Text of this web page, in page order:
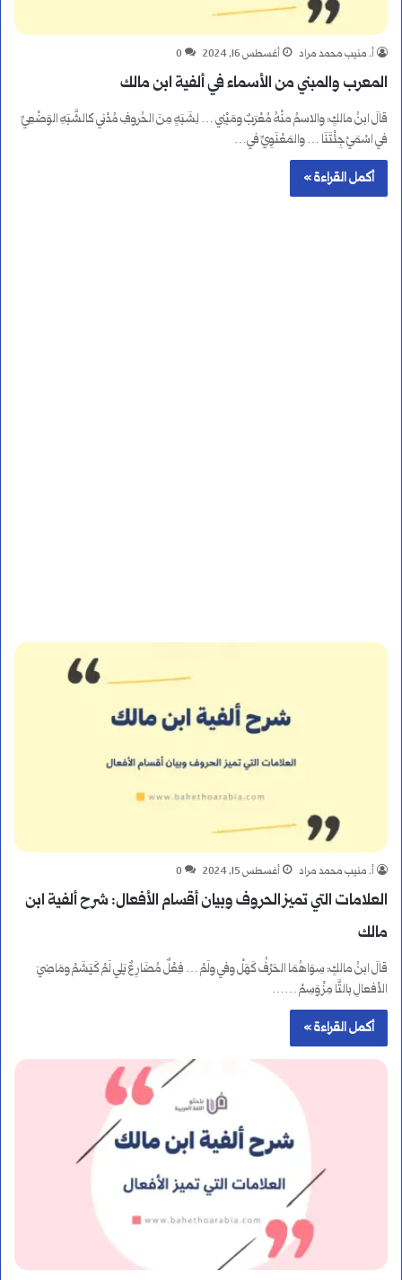
أ. منيب محمد مراد أغسطس 16, 2024 0
المعرب والمبني من الأسماء في ألفية ابن مالك
قالَ ابنُ مالكٍ: والاسمُ منْهُ مُعْرَبٌ ومَبْنِي … لِشَبَهٍ مِنَ الحُروفِ مُدْنِي كالشَّبَهِ الوَضْعِيِّ
في اسْمَيْ جِئْتَنَا … والمَعْنَوِيِّ في…
أكمل القراءة »
أ. منيب محمد مراد أغسطس 15, 2024 0
العلامات التي تميز الحروف وبيان أقسام الأفعال: شرح ألفية ابن
مالك
قالَ ابنُ مالكٍ: سِوَاهُمَا الحَرْفُ كَهَلْ وفي ولَمْ … فِعْلٌ مُضَارِعٌ يَلِي لَمْ كَيَشَمْ ومَاضِيَ
الأفعالِ بالتَّا مِزْ وَسِمْ ……
أكمل القراءة »